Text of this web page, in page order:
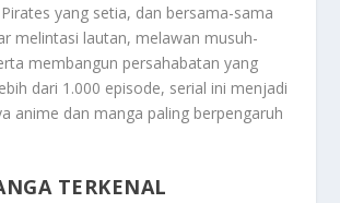
yang setia, dan bersama-sama
melintasi lautan, melawan musuh-
membangun persahabatan yang
dari 1.000 episode, serial ini menjadi
anime dan manga paling berpengaruh
TERKENAL